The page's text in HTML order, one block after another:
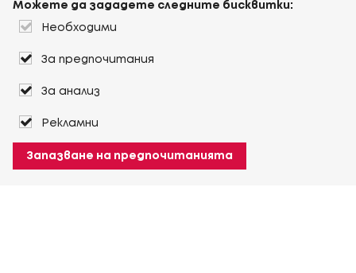
Можете да зададете следните бисквитки:
Необходими
За предпочитания
За анализ
Рекламни
Запазване на предпочитанията